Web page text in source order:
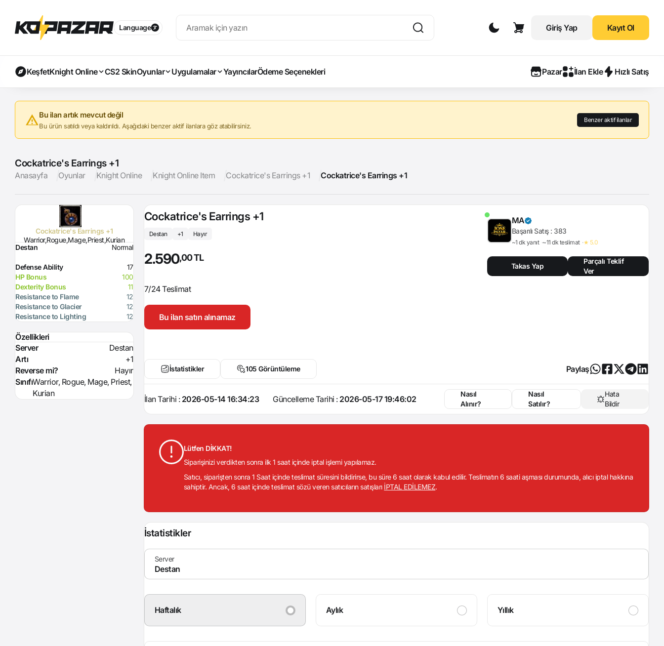
Language Giriş Yap Kayıt Ol
KeşfetKnight Online CS2 SkinOyunlar Uygulamalar YayıncılarÖdeme Seçenekleri Pazar İlan Ekle Hızlı Satış
Bu ilan artık mevcut değil
Bu ürün satıldı veya kaldırıldı. Aşağıdaki benzer aktif ilanlara göz atabilirsiniz.
Benzer aktif ilanlar
Cockatrice's Earrings +1
Anasayfa Oyunlar Knight Online Knight Online Item Cockatrice's Earrings +1 Cockatrice's Earrings +1
Cockatrice's Earrings +1
Warrior,Rogue,Mage,Priest,Kurian
Destan
Normal
Defense Ability
17
HP Bonus
100
Dexterity Bonus
11
Resistance to Flame
12
Resistance to Glacier
12
Resistance to Lighting
12
Özellikleri
Server
Destan
Artı
+1
Reverse mi?
Hayır
SınıfıWarrior, Rogue, Mage, Priest,
Kurian
Cockatrice's Earrings +1
Destan +1 Hayır
2.590,00 TL
7/24 Teslimat
Bu ilan satın alınamaz
MA
Başarılı Satış : 383
~1 dk yanıt ~11 dk teslimat ★ 5.0
Takas Yap
Parçalı Teklif
Ver
İstatistikler 105 Görüntüleme Paylaş
İlan Tarihi : 2026-05-14 16:34:23 Güncelleme Tarihi : 2026-05-17 19:46:02
Nasıl
Alınır?
Nasıl
Satılır?
Hata
Bildir
Lütfen DİKKAT!
Siparişinizi verdikten sonra ilk 1 saat içinde iptal işlemi yapılamaz.
Satıcı, siparişten sonra 1 Saat içinde teslimat süresini bildirirse, bu süre 6 saat olarak kabul edilir. Teslimatın 6 saati aşması durumunda, alıcı iptal hakkına
sahiptir. Ancak, 6 saat içinde teslimat sözü veren satıcıların satışları İPTAL EDİLEMEZ.
İstatistikler
Haftalık Aylık Yıllık